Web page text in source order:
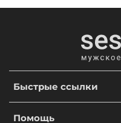
Быстрые ссылки
Помощь